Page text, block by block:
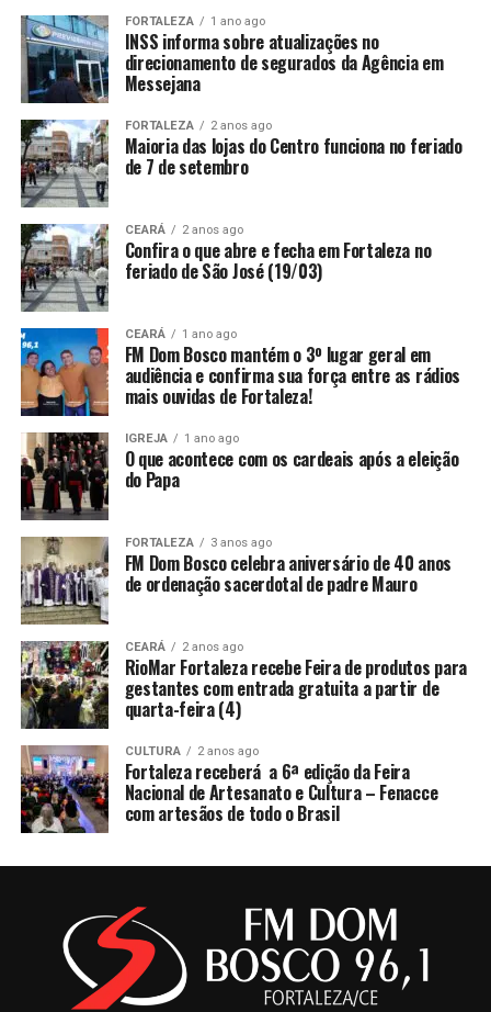
FORTALEZA 1 ano ago
INSS informa sobre atualizações no
direcionamento de segurados da Agência em
Messejana
FORTALEZA 2 anos ago
Maioria das lojas do Centro funciona no feriado
de 7 de setembro
CEARÁ 2 anos ago
Confira o que abre e fecha em Fortaleza no
feriado de São José (19/03)
CEARÁ 1 ano ago
FM Dom Bosco mantém o 3º lugar geral em
audiência e confirma sua força entre as rádios
mais ouvidas de Fortaleza!
IGREJA 1 ano ago
O que acontece com os cardeais após a eleição
do Papa
FORTALEZA 3 anos ago
FM Dom Bosco celebra aniversário de 40 anos
de ordenação sacerdotal de padre Mauro
CEARÁ 2 anos ago
RioMar Fortaleza recebe Feira de produtos para
gestantes com entrada gratuita a partir de
quarta-feira (4)
CULTURA 2 anos ago
Fortaleza receberá a 6ª edição da Feira
Nacional de Artesanato e Cultura – Fenacce
com artesãos de todo o Brasil